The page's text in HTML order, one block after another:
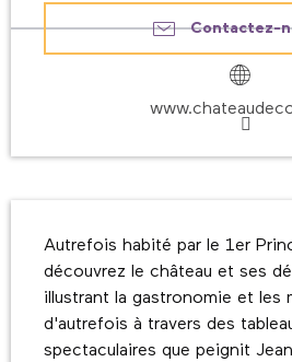
Contactez-
Autrefois habité par le 1er
découvrez le château et ses
illustrant la gastronomie et les
d'autrefois à travers des
spectaculaires que peignit